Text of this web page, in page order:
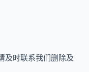
及时联系我们删除及